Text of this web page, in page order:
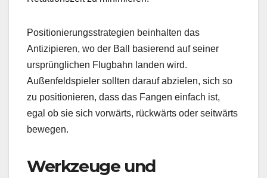
Positionierungsstrategien beinhalten das
Antizipieren, wo der Ball basierend auf seiner
ursprünglichen Flugbahn landen wird.
Außenfeldspieler sollten darauf abzielen, sich so
zu positionieren, dass das Fangen einfach ist,
egal ob sie sich vorwärts, rückwärts oder seitwärts
bewegen.
Werkzeuge und